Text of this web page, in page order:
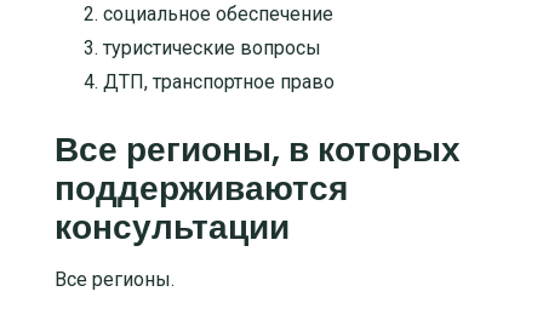
социальное обеспечение
туристические вопросы
ДТП, транспортное право
Все регионы, в которых
поддерживаются
консультации
Все регионы.